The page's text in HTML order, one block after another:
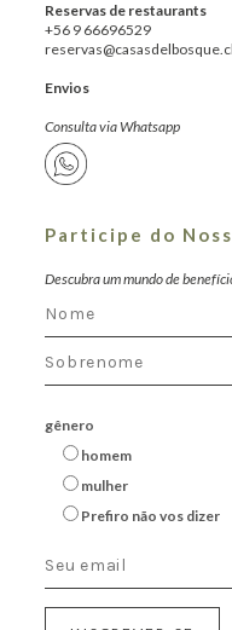
Reservas de restaurants
+56 9 66696529
reservas@casasdelbosque.cl
Envios
Consulta via Whatsapp
Participe do
Descubra um mundo de
gênero
homem
mulher
Prefiro não vos dizer